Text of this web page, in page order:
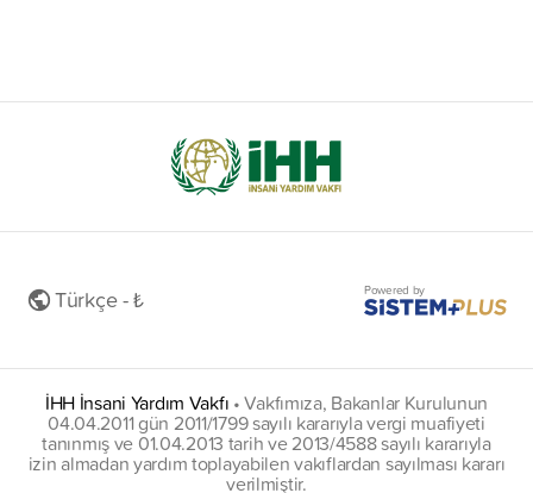
Türkçe - ₺ Powered by
İHH İnsani Yardım Vakfı •Vakfımıza, Bakanlar Kurulunun
04.04.2011 gün 2011/1799 sayılı kararıyla vergi muafiyeti
tanınmış ve 01.04.2013 tarih ve 2013/4588 sayılı kararıyla
izin almadan yardım toplayabilen vakıflardan sayılması kararı
verilmiştir.